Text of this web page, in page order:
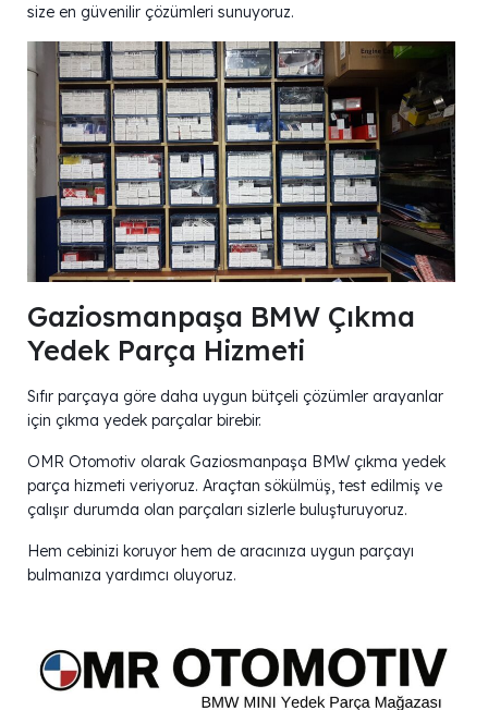
size en güvenilir çözümleri sunuyoruz.
Gaziosmanpaşa BMW Çıkma
Yedek Parça Hizmeti
Sıfır parçaya göre daha uygun bütçeli çözümler arayanlar
için çıkma yedek parçalar birebir.
OMR Otomotiv olarak Gaziosmanpaşa BMW çıkma yedek
parça hizmeti veriyoruz. Araçtan sökülmüş, test edilmiş ve
çalışır durumda olan parçaları sizlerle buluşturuyoruz.
Hem cebinizi koruyor hem de aracınıza uygun parçayı
bulmanıza yardımcı oluyoruz.